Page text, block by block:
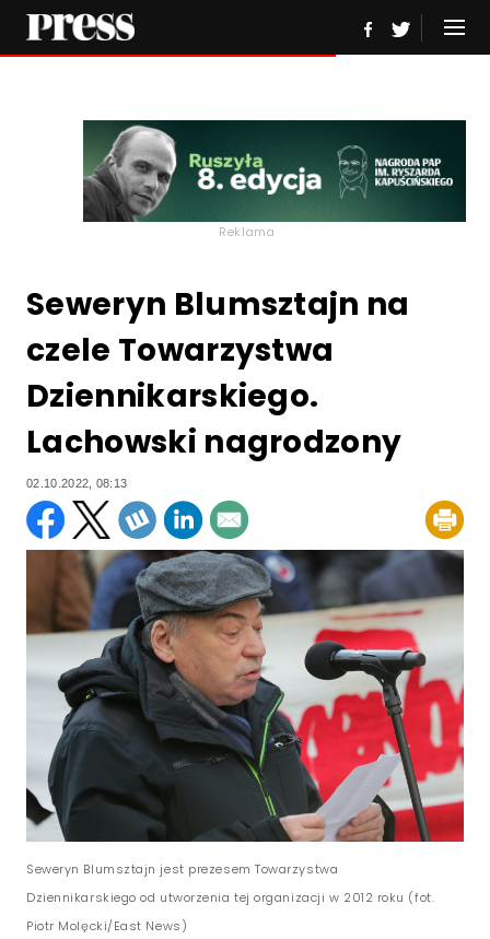
Reklama
Seweryn Blumsztajn na
czele Towarzystwa
Dziennikarskiego.
Lachowski nagrodzony
02.10.2022, 08:13
Seweryn Blumsztajn jest prezesem Towarzystwa
Dziennikarskiego od utworzenia tej organizacji w 2012 roku (fot.
Piotr Molęcki/East News)